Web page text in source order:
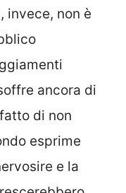
invece, non è
ancora di
di non
esprime
e la